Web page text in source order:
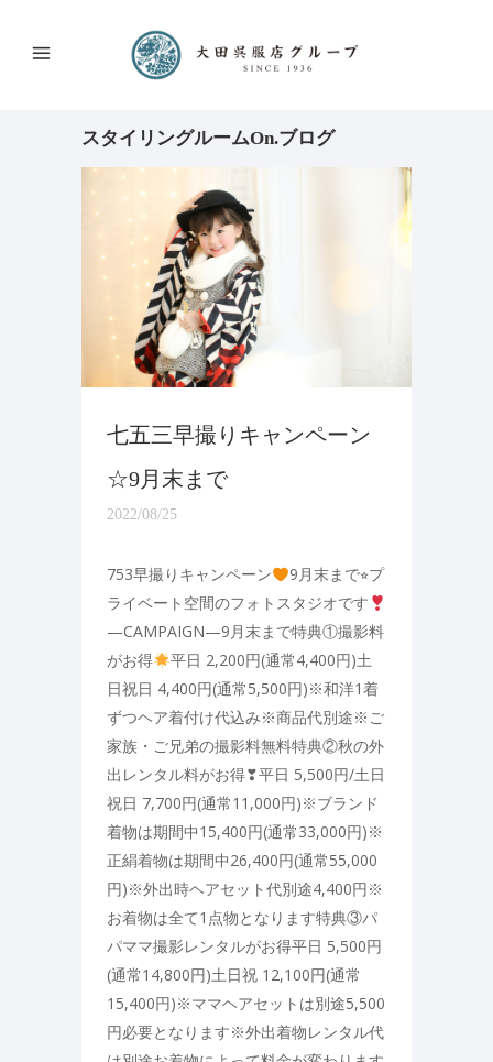
七五三早撮りキャンペーン
☆9月末まで
2022/08/25
753早撮りキャンペーン
9月末まで⭐︎プ
ライベート空間のフォトスタジオです
—CAMPAIGN—9月末まで特典①撮影料
がお得
平日 2,200円(通常4,400円)土
日祝日 4,400円(通常5,500円)※和洋1着
ずつヘア着付け代込み※商品代別途※ご
家族・ご兄弟の撮影料無料特典②秋の外
出レンタル料がお得❣平日 5,500円/土日
祝日 7,700円(通常11,000円)※ブランド
着物は期間中15,400円(通常33,000円)※
正絹着物は期間中26,400円(通常55,000
円)※外出時ヘアセット代別途4,400円※
お着物は全て1点物となります特典③パ
パママ撮影レンタルがお得平日 5,500円
(通常14,800円)土日祝 12,100円(通常
15,400円)※ママヘアセットは別途5,500
円必要となります※外出着物レンタル代